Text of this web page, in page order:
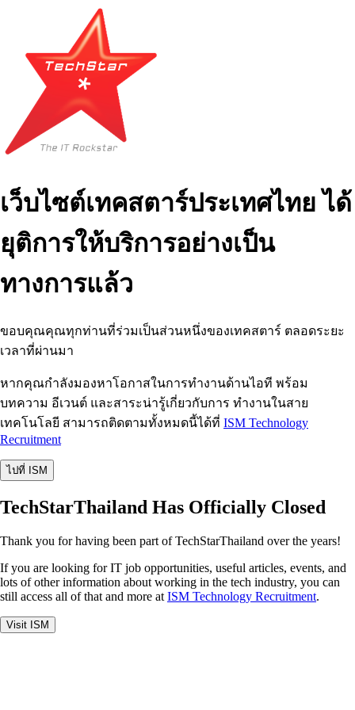
เว็บไซต์เทคสตาร์ประเทศไทย ได้
ยุติการให้บริการอย่างเป็น
ทางการแล้ว
ขอบคุณคุณทุกท่านที่ร่วมเป็นส่วนหนึ่งของเทคสตาร์ ตลอดระยะ
เวลาที่ผ่านมา
หากคุณกำลังมองหาโอกาสในการทำงานด้านไอที พร้อม
บทความ อีเวนต์ และสาระน่ารู้เกี่ยวกับการ ทำงานในสาย
เทคโนโลยี สามารถติดตามทั้งหมดนี้ได้ที่ ISM Technology
Recruitment
ไปที่ ISM
TechStarThailand Has Officially Closed
Thank you for having been part of TechStarThailand over the years!
If you are looking for IT job opportunities, useful articles, events, and
lots of other information about working in the tech industry, you can
still access all of that and more at ISM Technology Recruitment.
Visit ISM